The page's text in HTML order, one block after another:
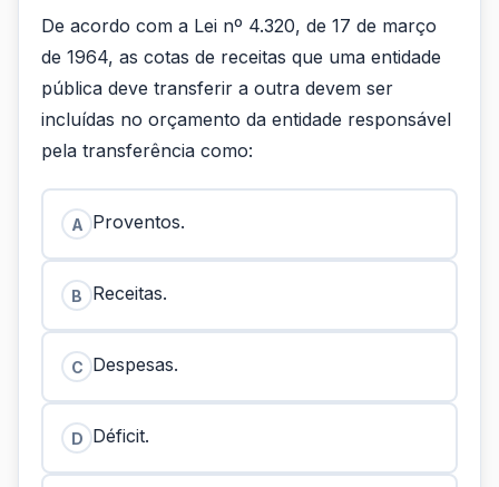
De acordo com a Lei nº 4.320, de 17 de março
de 1964, as cotas de receitas que uma entidade
pública deve transferir a outra devem ser
incluídas no orçamento da entidade responsável
pela transferência como:
A Proventos.
B Receitas.
C Despesas.
D Déficit.